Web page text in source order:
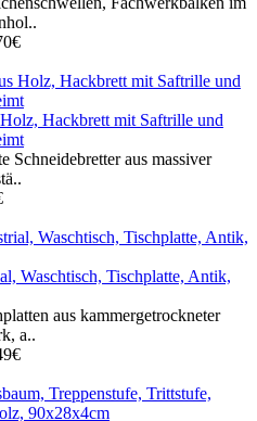
Hackbrett mit Saftrille und
Schneidebretter aus massiver
Waschtisch, Tischplatte, Antik,
aus kammergetrockneter
a..